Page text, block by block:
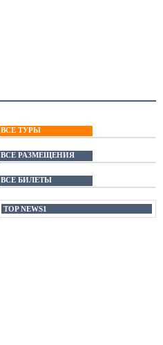
ВСЕ ТУРЫ
ВСЕ РАЗМЕЩЕНИЯ
ВСЕ БИЛЕТЫ
TOP NEWS1